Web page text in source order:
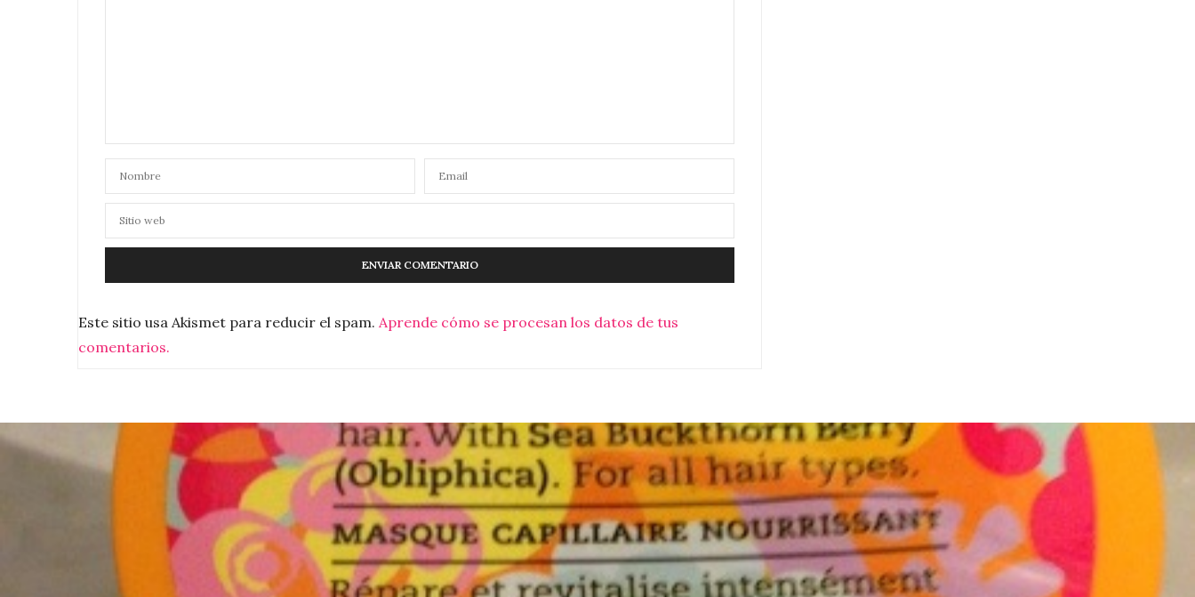
Este sitio usa Akismet para reducir el spam. Aprende cómo se procesan los datos de tus
comentarios.